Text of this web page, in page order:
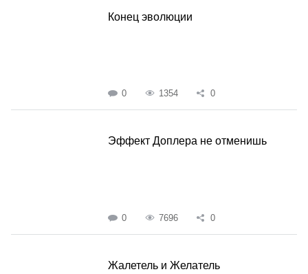
Конец эволюции
0 1354 0
Эффект Доплера не отменишь
0 7696 0
Жалетель и Желатель